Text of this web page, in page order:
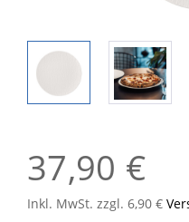
37,90 €
Inkl. MwSt. zzgl. 6,90 €